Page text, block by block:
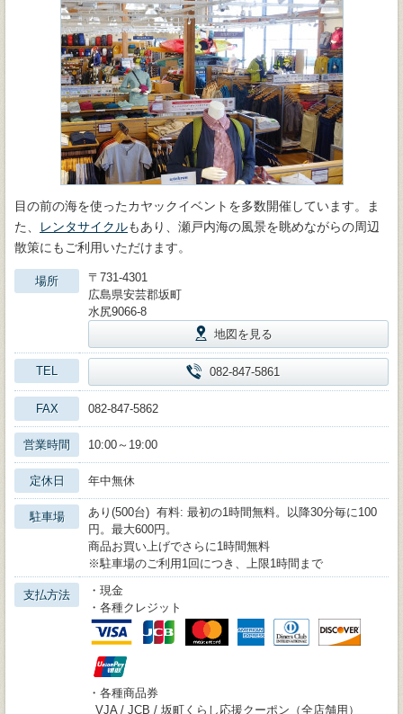
目の前の海を使ったカヤックイベントを多数開催しています。ま
た、
レンタサイクルもあり、瀬戸内海の風景を眺めながらの周辺
散策にもご利用いただけます。
場所
〒731-4301
広島県安芸郡坂町
水尻9066-8
地図を見る
TEL 082-847-5861
FAX 082-847-5862
営業時間 10:00～19:00
定休日 年中無休
駐車場
あり(500台) 有料: 最初の1時間無料。以降30分毎に100
円。最大600円。
商品お買い上げでさらに1時間無料
※駐車場のご利用1回につき、上限1時間まで
支払方法
・現金
・各種クレジット
・各種商品券
VJA / JCB / 坂町くらし応援クーポン（全店舗用）